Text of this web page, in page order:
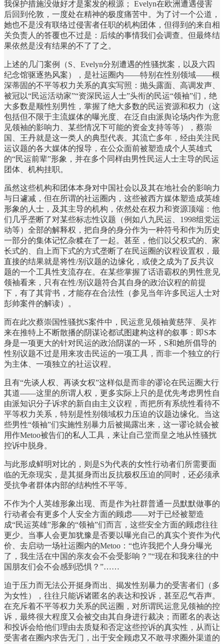
我保护措施没做好才是案发的根源； Evelyn在欧洲遭遇侵害
后回到伦敦，一度处在精神的极度痛苦中。为了讨一个公道，
她也不是没有联络过侵害者任职的机构团体，但得到的来自相
关负责人的答覆也不过是：后续的事情我们会调查。但最终结
果依然是没有结果的不了了之。
上述的几门案例（S、Evelyn分别遭遇的性骚扰案，以及六四
纪念馆驱逐热风案），是社运圈内——特别在性别领域——根
深蒂固的不平等权力关系的真实写照：抛头露面、高调发声、
被冠以“民运活动家”“资深民运人士”头衔的民运“领袖”们，绝
大多数是顺性别男性，掌握了绝大多数的民运资源和权力（这
包括但不限于主流媒体的曝光度、在泛自由派舆论场内作为意
见领袖的影响力、某些情况下可能的资金支持等等），蔡崇
国、王丹就是这一类人的典型代表。其流亡多年，经由关注民
运议题的各大媒体的报导，在公众面前被塑造成个人英雄式
的“民运前辈”形象，并在多个同样由男性民运人士主导的民运
团体、机构挂职。
虽然这些机构和团体本身对中国社会以及其在地社会的影响力
与日遽减，但在所谓的社运圈内，这些被西方媒体塑造成英雄
形象的人士，及其主导的机构，依然处在权力和资源顶端：他
们几乎垄断了对某些标志性议题（例如八九民运、1998组党运
动等）全部的解释权，把自身的身分作为一种符号和作为历史
一部分的集体记忆杂糅在了一起。甚至，他们以父权式的、家
长式的、自上而下式的方式垄断了在民运圈的议程设置权，最
直接的结果就是将性/别议题的边缘化，或使之成为了反共议
题的一个工具性支流存在。在某些掌握了话语霸权的男性意见
领袖看来，只有在性/别议题符合其自身的政治议程的前提
下，有了其背书，才能存在合法性（参见当年许多民运人士对
彭帅案件的解读）。
而在此次蔡崇国性骚扰S案件中，民运意见领袖黄慈萍、吴祚
来在推特上不断散播的阴谋论都试图建构这样的叙事：即S本
身是一项更大的针对民运的政治阴谋的一环，S和她所倡导的
性别议题不过是用来攻击民运的一项工具，而非一个独立的行
为主体、一项独立的社运议程。
且有“先谈人权、再谈女权”这样似是而非的谬论在民运圈大行
其道——这里的所谓人权，更多实际上只的是优先考虑男性自
由派知识分子诉求的新自由主义议程，而把所有系统性看待不
平等权力关系，特别是性别领域权力压迫的议题边缘化。当这
些男性“领袖”们实施性别暴力后被揭露出来，这一谬论就会被
用作Metoo被告们的私人工具，来让自己堂而皇之地从性骚扰
控诉中脱身。
与此形成鲜明对比的，则是S为代表的女性行动者们所需要面
临的无奈现实，是其挺身而出反抗极权压迫的同时，还必须承
受抗争者群体内部的结构性不平等。
不作为个人英雄形象出现、而是作为社群普通一员默默做事的
行动者会有更多个人安全方面的顾虑——对于已经被塑造
成“民运英雄”形象的“领袖”们而言，这些安全方面的顾虑往往
更少。当事人会更加犹豫是否要以曝光自己的真实个资作为代
价、去启动一场社运圈内的Metoo：“也许我把个人身分曝光
了，我生活在中国的亲友会不会受影响？”“现在和我来往的中
国朋友们会不会感到恐惧？”……
迫于压力而无法公开挺身而出、揭发性别暴力的受害者们（多
为女性），往往只能诉诸匿名的表达和投诉，甚至忍气吞声。
在充斥着不平等权力关系的民运圈，对所谓民运意见领袖的控
诉，最终很大程度又会被交由其自身进行裁决；而匿名的表达
和投诉会给他们理由去质疑和否定这些控诉的真实性，从而让
受害者在圈内求告无门，出于安全顾虑又不敢寻求圈外渠道的